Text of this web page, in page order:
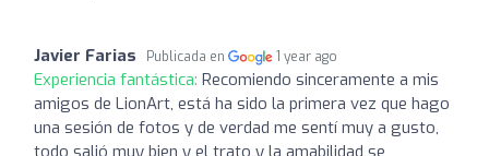
Javier Farias Publicada en 1 year ago
Experiencia fantástica: Recomiendo sinceramente a mis
amigos de LionArt, está ha sido la primera vez que hago
una sesión de fotos y de verdad me sentí muy a gusto,
todo salió muy bien y el trato y la amabilidad se